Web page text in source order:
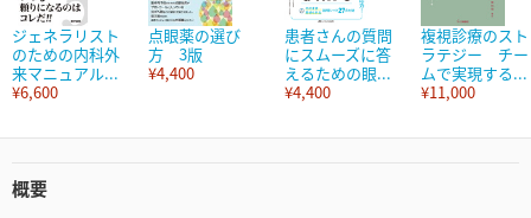
ジェネラリスト
のための内科外
来マニュアル...
¥6,600
点眼薬の選び
方 3版
¥4,400
患者さんの質問
にスムーズに答
えるための眼...
¥4,400
複視診療のスト
ラテジー チー
ムで実現する...
¥11,000
概要